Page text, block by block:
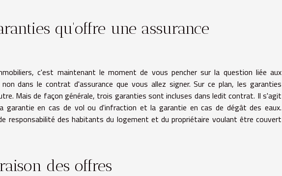
qu'offre une assurance
c'est maintenant le moment de vous pencher sur la question liée aux
dans le contrat d'assurance que vous allez signer. Sur ce plan, les garanties
Mais de façon générale, trois garanties sont incluses dans ledit contrat. Il s'agit
garantie en cas de vol ou d'infraction et la garantie en cas de dégât des eaux.
responsabilité des habitants du logement et du propriétaire voulant être couvert
des offres